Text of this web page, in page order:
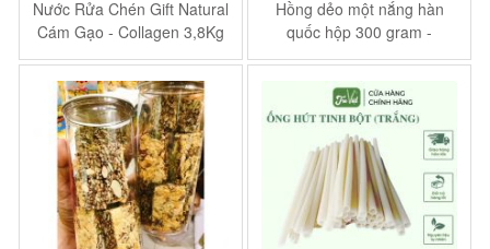
Nước Rửa Chén Gift Natural
Cám Gạo - Collagen 3,8Kg
- Khử Sạch Mùi Tanh
Hồng dẻo một nắng hàn
quốc hộp 300 gram -
Hương vị ngọt ngào